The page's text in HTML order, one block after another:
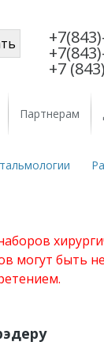
+7
Партнерам
могут быть